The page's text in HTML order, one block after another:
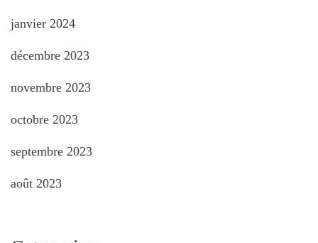
janvier 2024
décembre 2023
novembre 2023
octobre 2023
septembre 2023
août 2023